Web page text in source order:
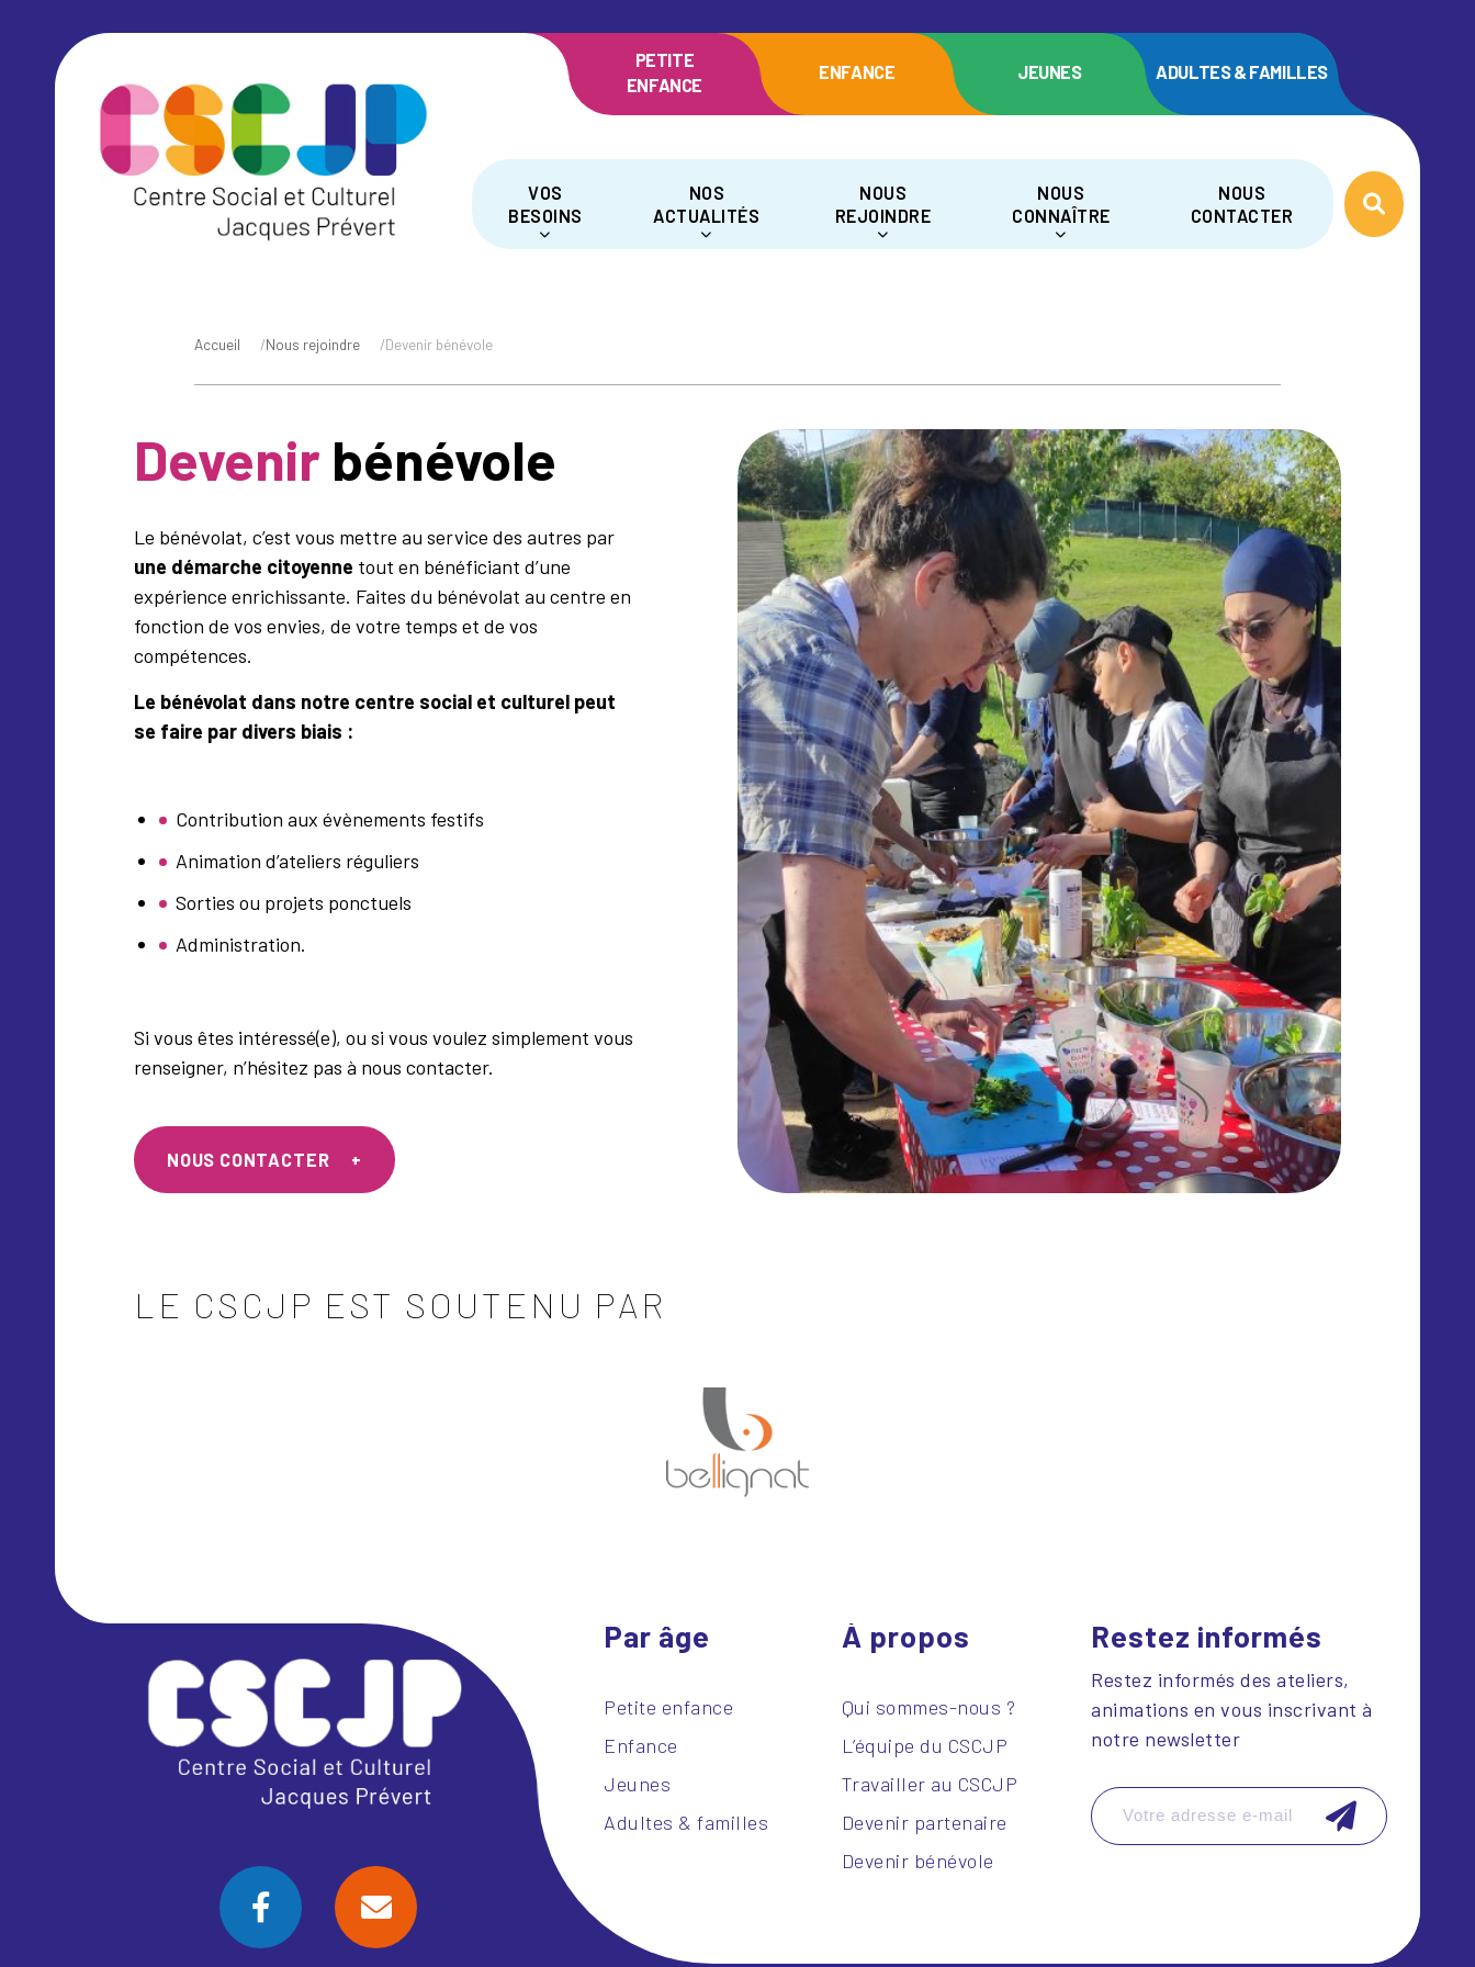
PETITE
ENFANCE
ENFANCE JEUNES ADULTES & FAMILLES
VOS
BESOINS
NOS
ACTUALITÉS
NOUS
REJOINDRE
NOUS
CONNAÎTRE
NOUS
CONTACTER
Accueil /Nous rejoindre /Devenir bénévole
Devenir bénévole
Le bénévolat, c’est vous mettre au service des autres par
une démarche citoyenne tout en bénéficiant d’une
expérience enrichissante. Faites du bénévolat au centre en
fonction de vos envies, de votre temps et de vos
compétences.
Le bénévolat dans notre centre social et culturel peut
se faire par divers biais :
Contribution aux évènements festifs
Animation d’ateliers réguliers
Sorties ou projets ponctuels
Administration.
Si vous êtes intéressé(e), ou si vous voulez simplement vous
renseigner, n’hésitez pas à nous contacter.
NOUS CONTACTER
LE CSCJP EST SOUTENU PAR
Par âge
Petite enfance
Enfance
Jeunes
Adultes & familles
À propos
Qui sommes-nous ?
L’équipe du CSCJP
Travailler au CSCJP
Devenir partenaire
Devenir bénévole
Restez informés
Restez informés des ateliers,
animations en vous inscrivant à
notre newsletter